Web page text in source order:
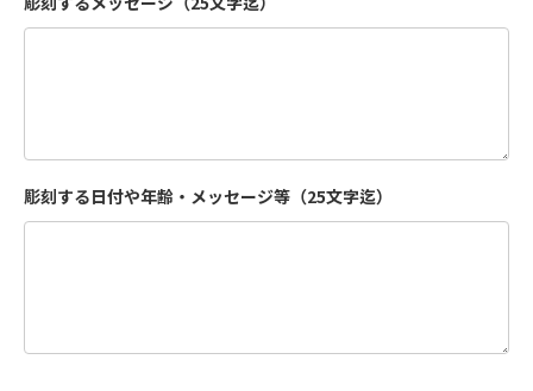
彫刻する日付や年齢・メッセージ等（25文字迄）